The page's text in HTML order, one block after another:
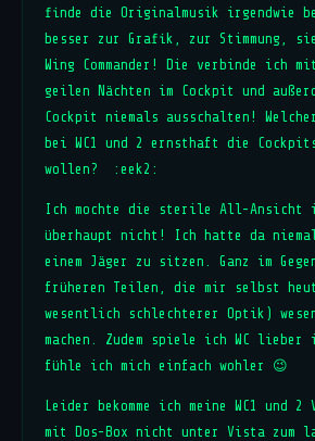
finde die Originalmusik irgendwie
besser zur Grafik, zur Stimmung,
Wing Commander! Die verbinde ich
geilen Nächten im Cockpit und
Cockpit niemals ausschalten!
bei WC1 und 2 ernsthaft die
wollen? :eek2:
Ich mochte die sterile All-Ansicht
überhaupt nicht! Ich hatte da
einem Jäger zu sitzen. Ganz im
früheren Teilen, die mir selbst
wesentlich schlechterer Optik)
machen. Zudem spiele ich WC
fühle ich mich einfach wohler 😉
Leider bekomme ich meine WC1 und
mit Dos-Box nicht unter Vista